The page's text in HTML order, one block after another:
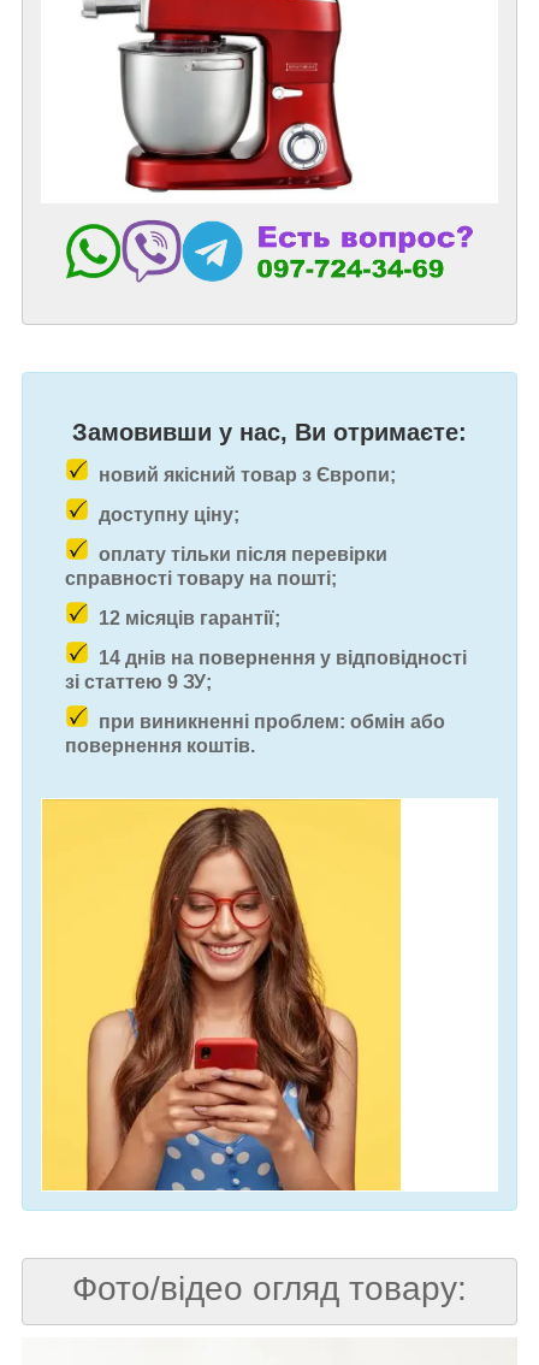
Замовивши у нас, Ви отримаєте:
новий якісний товар з Європи;
доступну ціну;
оплату тільки після перевірки
справності товару на пошті;
12 місяців гарантії;
14 днів на повернення у відповідності
зі статтею 9 ЗУ;
при виникненні проблем: обмін або
повернення коштів.
Фото/відео огляд товару: